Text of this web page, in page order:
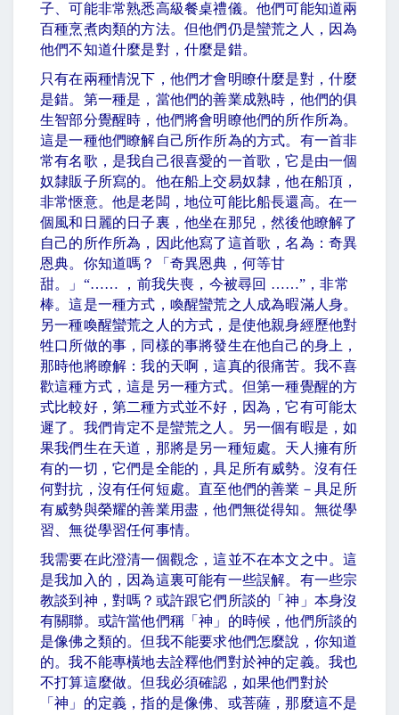
子、可能非常熟悉高級餐桌禮儀。他們可能知道兩
百種烹煮肉類的方法。但他們仍是蠻荒之人，因為
他們不知道什麼是對，什麼是錯。
只有在兩種情況下，他們才會明瞭什麼是對，什麼
是錯。第一種是，當他們的善業成熟時，他們的俱
生智部分覺醒時，他們將會明瞭他們的所作所為。
這是一種他們瞭解自己所作所為的方式。有一首非
常有名歌，是我自己很喜愛的一首歌，它是由一個
奴隸販子所寫的。他在船上交易奴隸，他在船頂，
非常愜意。他是老闆，地位可能比船長還高。在一
個風和日麗的日子裏，他坐在那兒，然後他瞭解了
自己的所作所為，因此他寫了這首歌，名為：奇異
恩典。你知道嗎？「奇異恩典，何等甘
甜。」“…… ，前我失喪，今被尋回 ……”，非常
棒。這是一種方式，喚醒蠻荒之人成為暇滿人身。
另一種喚醒蠻荒之人的方式，是使他親身經歷他對
牲口所做的事，同樣的事將發生在他自己的身上，
那時他將瞭解：我的天啊，這真的很痛苦。我不喜
歡這種方式，這是另一種方式。但第一種覺醒的方
式比較好，第二種方式並不好，因為，它有可能太
遲了。我們肯定不是蠻荒之人。另一個有暇是，如
果我們生在天道，那將是另一種短處。天人擁有所
有的一切，它們是全能的，具足所有威勢。沒有任
何對抗，沒有任何短處。直至他們的善業－具足所
有威勢與榮耀的善業用盡，他們無從得知。無從學
習、無從學習任何事情。
我需要在此澄清一個觀念，這並不在本文之中。這
是我加入的，因為這裏可能有一些誤解。有一些宗
教談到神，對嗎？或許跟它們所談的「神」本身沒
有關聯。或許當他們稱「神」的時候，他們所談的
是像佛之類的。但我不能要求他們怎麼說，你知道
的。我不能專橫地去詮釋他們對於神的定義。我也
不打算這麼做。但我必須確認，如果他們對於
「神」的定義，指的是像佛、或菩薩，那麼這不是